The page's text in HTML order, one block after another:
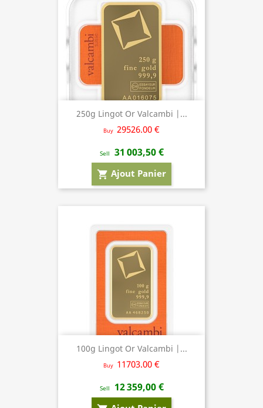
250g Lingot Or Valcambi |...
Buy 29526.00 €
Sell 31 003,50 €
shopping_cart Ajout Panier
100g Lingot Or Valcambi |...
Buy 11703.00 €
Sell 12 359,00 €